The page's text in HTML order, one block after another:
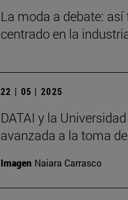
La moda a debate:
centrado en la
22 | 05 | 2025
DATAI y la
avanzada a la toma
Imagen Naiara Carrasco